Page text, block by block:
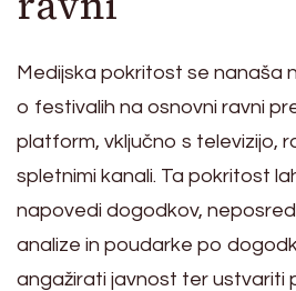
Medijska pokritost se nanaša
o festivalih na osnovni ravni
platform, vključno s televizijo,
spletnimi kanali. Ta pokritost
napovedi dogodkov,
analize in poudarke po
angažirati javnost ter ustvariti